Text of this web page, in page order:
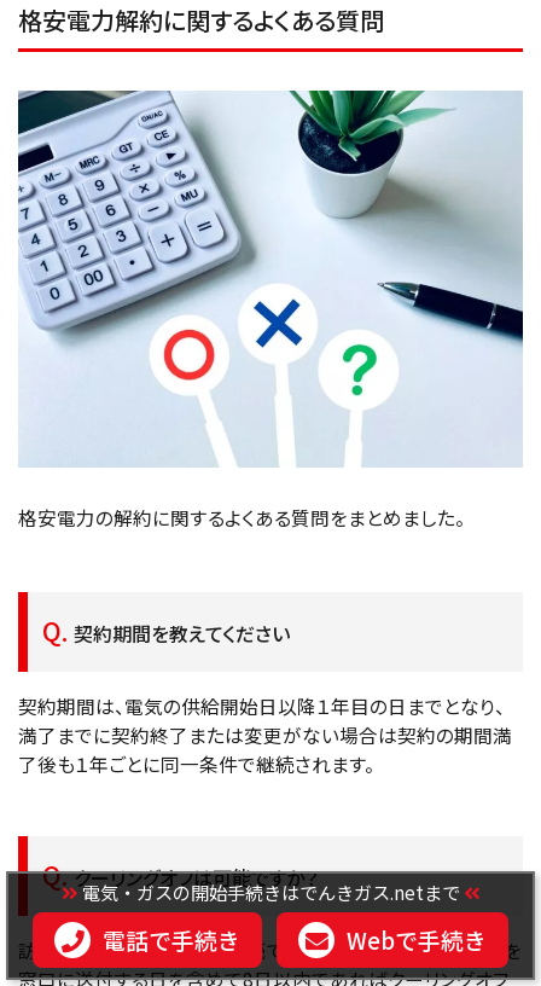
格安電力解約に関するよくある質問
格安電力の解約に関するよくある質問をまとめました。
契約期間を教えてください
契約期間は、電気の供給開始日以降１年目の日までとなり、
満了までに契約終了または変更がない場合は契約の期間満
了後も１年ごとに同一条件で継続されます。
クーリングオフは可能ですか？
訪問販売または電話勧誘販売で契約された場合は、申込書を
窓口に送付する日を含めて8日以内であればクーリングオフ
電気・ガスの開始手続きはでんきガス.netまで
電話で手続き Webで手続き